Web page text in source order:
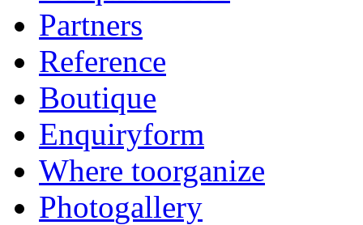
Partners
Reference
Boutique
Enquiryform
Where toorganize
Photogallery